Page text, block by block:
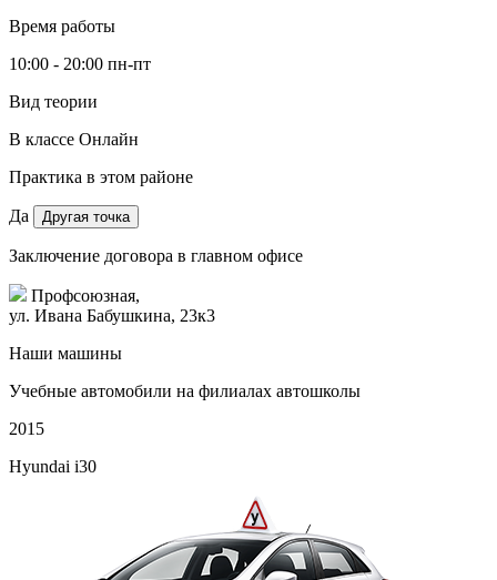
Время работы
10:00 - 20:00 пн-пт
Вид теории
В классе Онлайн
Практика в этом районе
Да Другая точка
Заключение договора в главном офисе
Профсоюзная,
ул. Ивана Бабушкина, 23к3
Наши машины
Учебные автомобили на филиалах автошколы
2015
Hyundai i30